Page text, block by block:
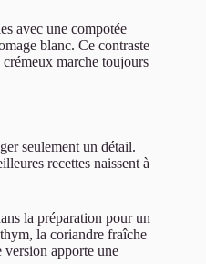
avec une compotée
blanc. Ce contraste
marche toujours
seulement un détail.
recettes naissent à
la préparation pour un
la coriandre fraîche
version apporte une